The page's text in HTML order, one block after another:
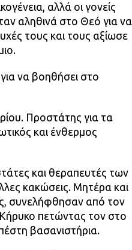
αλλά οι γονείς
αληθινά στο Θεό για να
τους και τους αξίωσε
να βοηθήσει στο
Προστάτης για τα
και ένθερμος
και θεραπευτές των
κακώσεις. Μητέρα και
συνελήφθησαν από τον
πετώντας τον στο
βασανιστήρια.